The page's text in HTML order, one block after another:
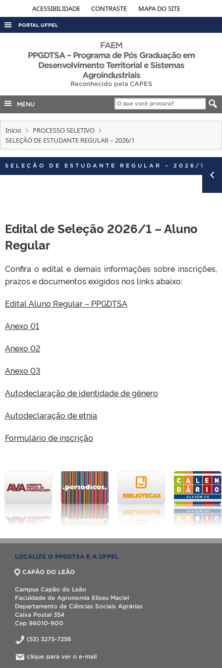
ACESSIBILIDADE CONTRASTE MAPA DO SITE
PORTAL UFPEL
AUDITORIA
OUVIDORIA
FAEM
PPGDTSA – Programa de Pós Graduação em
Desenvolvimento Territorial e Sistemas
Agroindustriais
Reconhecido pela CAPES
MENU
Início
PROCESSO SELETIVO
SELEÇÂO DE ESTUDANTE REGULAR – 2026/1
SELEÇÂO DE ESTUDANTE REGULAR – 2026/1
Edital de Seleção 2026/1 – Aluno
Regular
Confira o edital e demais informações sobre inscrições,
prazos e documentos exigidos nos links abaixo:
Edital Aluno Regular – PPGDTSA
Anexo 01
Anexo 02
Anexo 03
Autodeclaração de identidade de gênero
Autodeclaração de etnia
Formulário de inscrição
LOCALIZE O PPGDTSA E A UFPEL
CAPÃO DO LEÃO
Campus Capão do Leão
Faculdade de Agronomia Eliseu Maciel
Departamento de Ciências Sociais Agrárias
Caixa Postal 354
Cep 96010-900
(53) 3275-7256
clique para ver o e-mail